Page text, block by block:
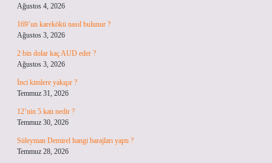
Ağustos 4, 2026
169’un karekökü nasıl bulunur ?
Ağustos 3, 2026
2 bin dolar kaç AUD eder ?
Ağustos 3, 2026
İnci kimlere yakışır ?
Temmuz 31, 2026
12’nin 5 katı nedir ?
Temmuz 30, 2026
Süleyman Demirel hangi barajları yaptı ?
Temmuz 28, 2026